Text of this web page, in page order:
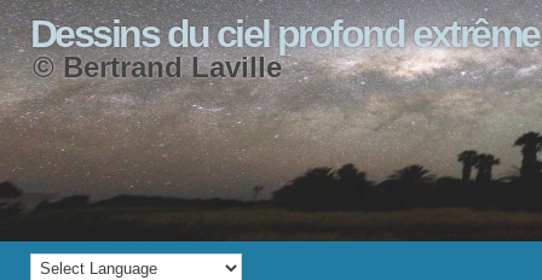
Dessins du ciel profond extrême
© Bertrand Laville